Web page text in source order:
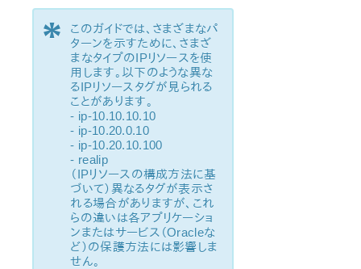
LifeKeeper 環境のプランニング
LifeKeeper 環境のセットアップ
LifeKeeperソフトウェアのインストール
セットアップスクリプトの操作
LifeKeeper インストールの確認
LifeKeeperのアップデート
LifeKeeper を使用したノードの OS / カーネルのアップデ
ート (OS パッチ適用)
LifeKeeper for Linux テクニカルドキュメンテーション
ドキュメンテーションについて
lkbackup
LifeKeeper
*
このガイドでは、さまざまなパ
ターンを示すために、さまざ
まなタイプのIPリソースを使
用します。以下のような異な
るIPリソースタグが見られる
ことがあります。
- ip-10.10.10.10
- ip-10.20.0.10
- ip-10.20.10.100
- realip
（IPリソースの構成方法に基
づいて）異なるタグが表示さ
れる場合がありますが、これ
らの違いは各アプリケーショ
ンまたはサービス（Oracleな
ど）の保護方法には影響しま
せん。